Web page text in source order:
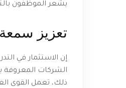
يشعر الموظفون
تعزيز
إن الاستثمار في
الشركات المعروفة
ذلك، تعمل القوى